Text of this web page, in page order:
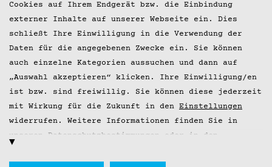
Cookies auf Ihrem Endgerät bzw. die Einbindung
externer Inhalte auf unserer Webseite ein. Dies
schließt Ihre Einwilligung in die Verwendung der
Daten für die angegebenen Zwecke ein. Sie können
auch einzelne Kategorien aussuchen und dann auf
„Auswahl akzeptieren“ klicken. Ihre Einwilligung/en
ist bzw. sind freiwillig. Sie können diese jederzeit
mit Wirkung für die Zukunft in den Einstellungen
widerrufen. Weitere Informationen finden Sie in
unseren Datenschutzbestimmungen
oder in den